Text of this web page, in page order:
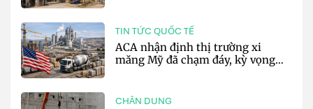
TIN TỨC QUỐC TẾ
ACA nhận định thị trường xi
măng Mỹ đã chạm đáy, kỳ vọng
CHÂN DUNG